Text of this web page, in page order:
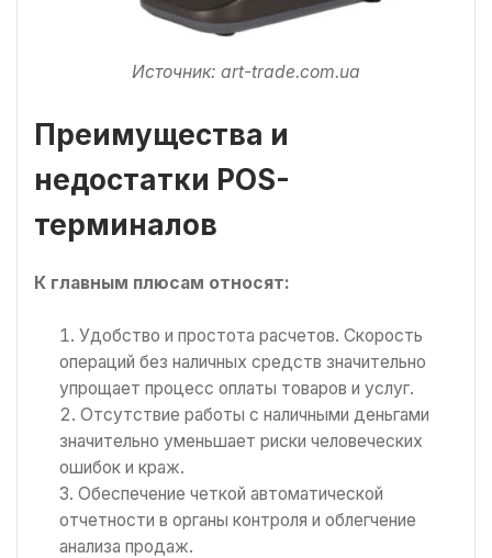
Источник: art-trade.com.ua
Преимущества и
недостатки POS-
терминалов
К главным плюсам относят:
Удобство и простота расчетов. Скорость
операций без наличных средств значительно
упрощает процесс оплаты товаров и услуг.
Отсутствие работы с наличными деньгами
значительно уменьшает риски человеческих
ошибок и краж.
Обеспечение четкой автоматической
отчетности в органы контроля и облегчение
анализа продаж.